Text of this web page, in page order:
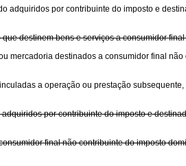
adquiridos por contribuinte do imposto e
destinem bens e serviços a consumidor
mercadoria destinados a consumidor final
a operação ou prestação
por contribuinte do imposto e
final não contribuinte do imposto